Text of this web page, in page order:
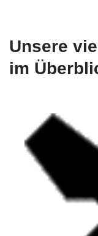
Unsere
im